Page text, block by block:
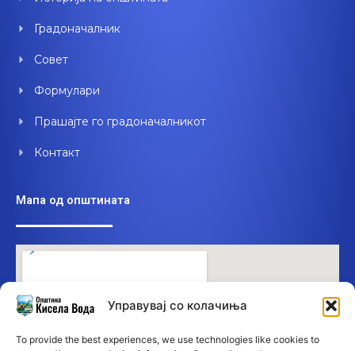
Управувај со колачиња
To provide the best experiences, we use technologies like cookies to
Градоначалник
Совет
Формулари
Прашајте го градоначалникот
Контакт
Мапа од општината